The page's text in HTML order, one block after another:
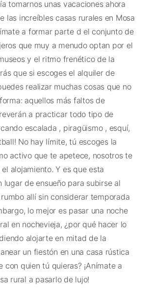
tomarnos unas vacaciones ahora
las increíbles casas rurales en Mosa
a formar parte d el conjunto de
que muy a menudo optan por el
y el ritmo frenético de la
que si escoges el alquiler de
realizar muchas cosas que no
aquellos más faltos de
a practicar todo tipo de
escalada , piragüismo , esquí,
No hay límite, tú escoges la
activo que te apetece, nosotros te
alojamiento. Y es que esta
lugar de ensueño para subirse al
allí sin considerar temporada
lo mejor es pasar una noche
en nochevieja, ¿por qué hacer lo
alojarte en mitad de la
un fiestón en una casa rústica
con quien tú quieras? ¡Anímate a
rural a pasarlo de lujo!